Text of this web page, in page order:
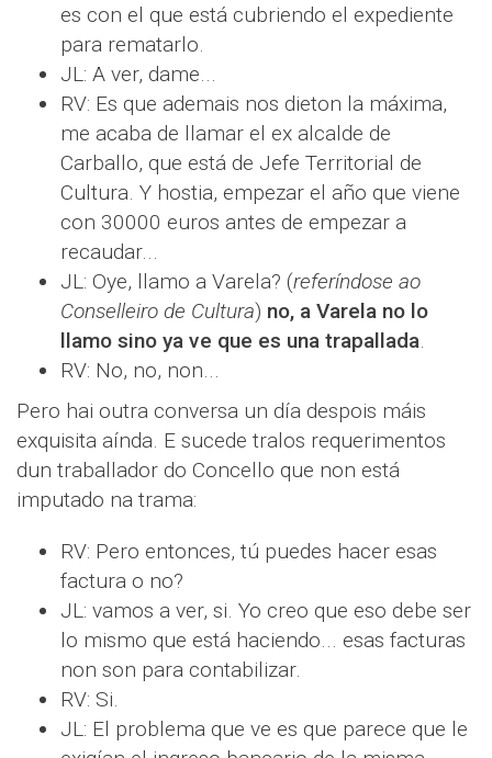
es con el que está cubriendo el expediente
para rematarlo.
JL: A ver, dame...
RV: Es que ademais nos dieton la máxima,
me acaba de llamar el ex alcalde de
Carballo, que está de Jefe Territorial de
Cultura. Y hostia, empezar el año que viene
con 30000 euros antes de empezar a
recaudar...
JL: Oye, llamo a Varela? (referíndose ao
Conselleiro de Cultura) no, a Varela no lo
llamo sino ya ve que es una trapallada.
RV: No, no, non...
Pero hai outra conversa un día despois máis
exquisita aínda. E sucede tralos requerimentos
dun traballador do Concello que non está
imputado na trama:
RV: Pero entonces, tú puedes hacer esas
factura o no?
JL: vamos a ver, si. Yo creo que eso debe ser
lo mismo que está haciendo... esas facturas
non son para contabilizar.
RV: Si.
JL: El problema que ve es que parece que le